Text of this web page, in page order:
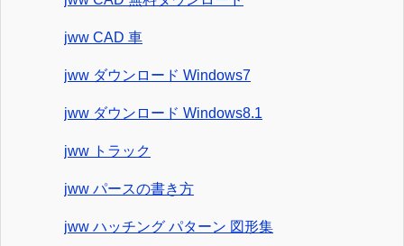
jww CAD 車
jww ダウンロード Windows7
jww ダウンロード Windows8.1
jww トラック
jww パースの書き方
jww ハッチング パターン 図形集